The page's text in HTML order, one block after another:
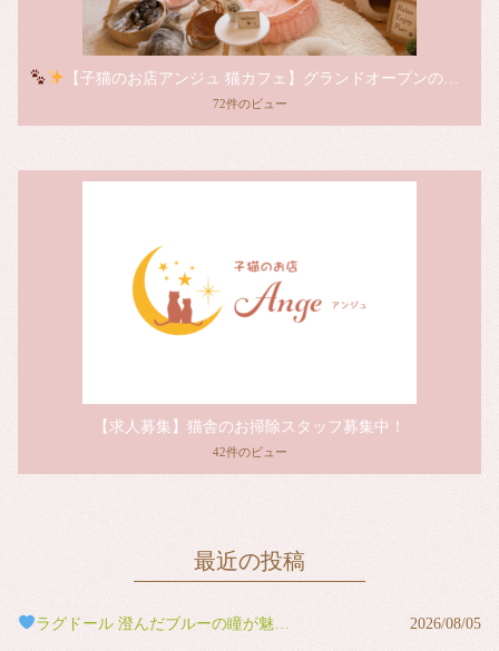
【子猫のお店アンジュ 猫カフェ】グランドオープンのお知らせ
72件のビュー
【求人募集】猫舎のお掃除スタッフ募集中！
42件のビュー
最近の投稿
ラグドール 澄んだブルーの瞳が魅力の男の子 2026/08/05